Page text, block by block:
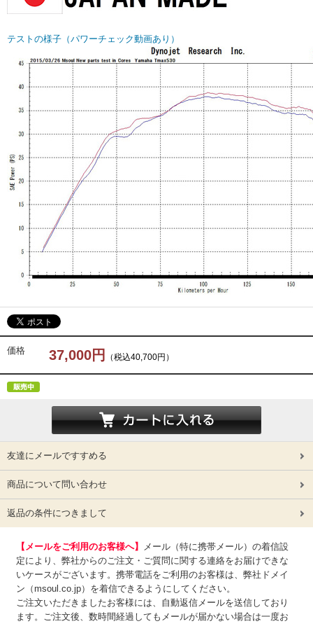
テストの様子（パワーチェック動画あり）
価格 37,000円 （税込40,700円）
友達にメールですすめる
商品について問い合わせ
返品の条件につきまして
【メールをご利用のお客様へ】
メール（特に携帯メール）の着信設
定により、弊社からのご注文・ご質問に関する連絡をお届けできな
いケースがございます。携帯電話をご利用のお客様は、弊社ドメイ
ン（msoul.co.jp）を着信できるようにしてください。
ご注文いただきましたお客様には、自動返信メールを送信しており
ます。ご注文後、数時間経過してもメールが届かない場合は一度お